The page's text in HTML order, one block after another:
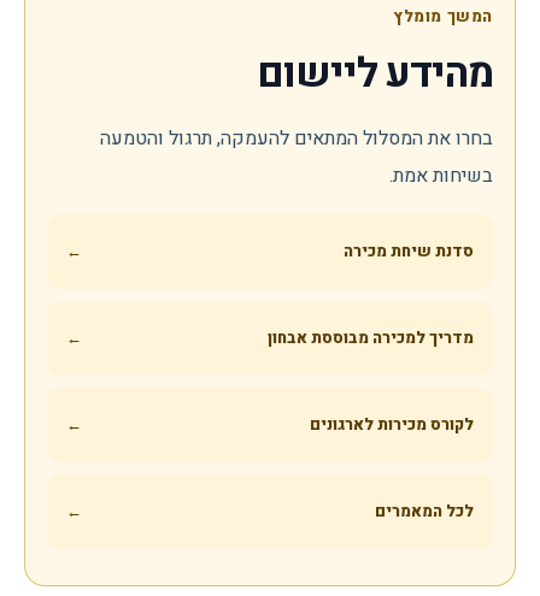
המשך מומלץ
מהידע ליישום
בחרו את המסלול המתאים להעמקה, תרגול והטמעה
בשיחות אמת.
סדנת שיחת מכירה ←
מדריך למכירה מבוססת אבחון ←
לקורס מכירות לארגונים ←
לכל המאמרים ←